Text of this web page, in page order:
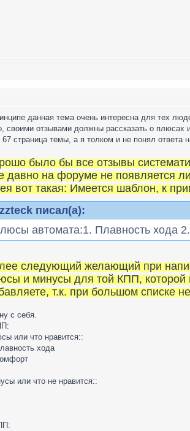
данная тема очень интересна для тех
своими отзывами должны рассказать о плюсах
страница темы, а я толком и не понял ответа
было бы все отзывы
давно на форуме не появляется
вот такая: Имеется шаблон, к
писал(а):
автомата:1. Плавность хода
следующий желающий при
и минусы для той КПП, которой
т.к. при большом списке
с себя.
или что нравится::
хода
или что не нравится::